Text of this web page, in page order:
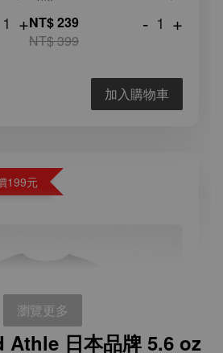
+NT$ 239
NT$ 399
- +
加入購物車
199元
瀏覽更多
Athle 日本品牌 5.6 oz